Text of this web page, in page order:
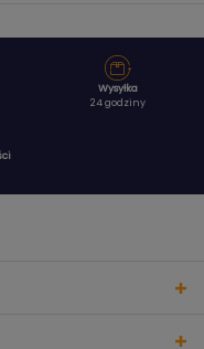
Wysyłka
24 godziny